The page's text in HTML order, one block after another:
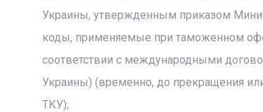
Украины, утвержденным приказом
коды, применяемые при таможенном
соответствии с международными
Украины) (временно, до прекращения
ТКУ);